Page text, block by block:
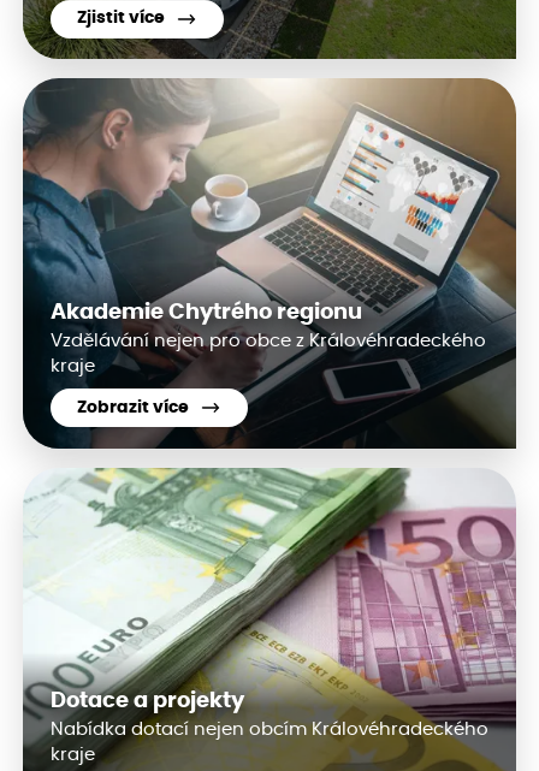
Zjistit více
Akademie Chytrého regionu
Vzdělávání nejen pro obce z Královéhradeckého
kraje
Zobrazit více
Dotace a projekty
Nabídka dotací nejen obcím Královéhradeckého
kraje